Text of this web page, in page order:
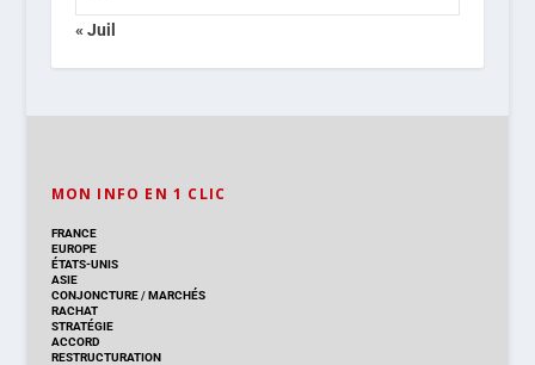
« Juil
MON INFO EN 1 CLIC
FRANCE
EUROPE
ÉTATS-UNIS
ASIE
CONJONCTURE/MARCHÉS
RACHAT
STRATÉGIE
ACCORD
RESTRUCTURATION